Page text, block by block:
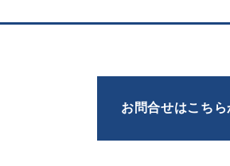
お問合せはこちら